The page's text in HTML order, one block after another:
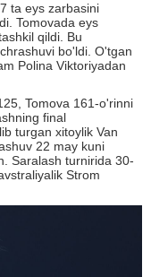
ta eys zarbasini
Tomovada eys
qildi. Bu
bo'ldi. O'tgan
Polina Viktoriyadan
Tomova 161-o'rinni
final
turgan xitoylik Van
22 may kuni
Saralash turnirida 30-
Strom